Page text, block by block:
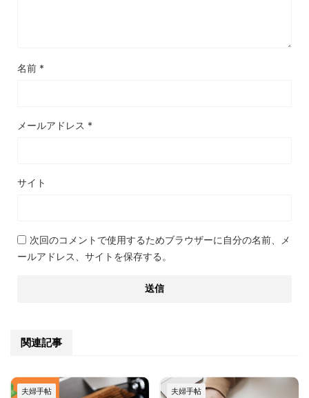
名前 *
メールアドレス *
サイト
次回のコメントで使用するためブラウザーに自分の名前、メ
ールアドレス、サイトを保存する。
関連記事
夫婦手帖 夫婦手帖